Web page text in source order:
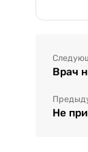
Врач
Не